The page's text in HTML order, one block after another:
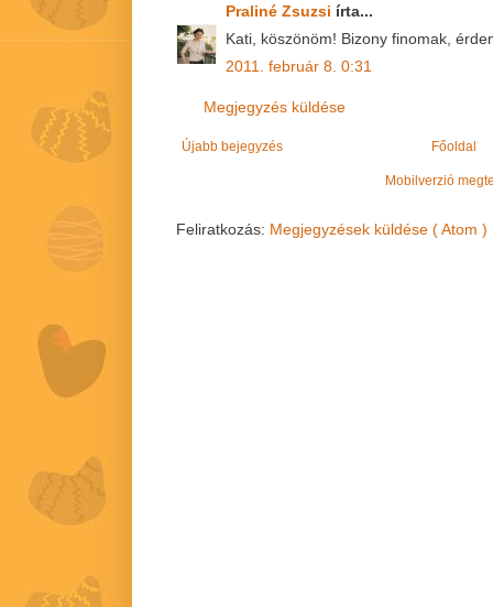
Praliné Zsuzsi írta...
Kati, köszönöm! Bizony finomak,
2011. február 8. 0:31
Megjegyzés küldése
Újabb bejegyzés Főoldal
Mobilverzió
Feliratkozás: Megjegyzések küldése ( Atom )